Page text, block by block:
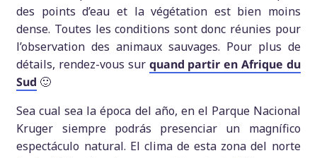
des points d’eau et la végétation est bien moins
dense. Toutes les conditions sont donc réunies pour
l’observation des animaux sauvages. Pour plus de
détails, rendez-vous sur quand partir en Afrique du
Sud 🙂
Sea cual sea la época del año, en el Parque Nacional
Kruger siempre podrás presenciar un magnífico
espectáculo natural. El clima de esta zona del norte